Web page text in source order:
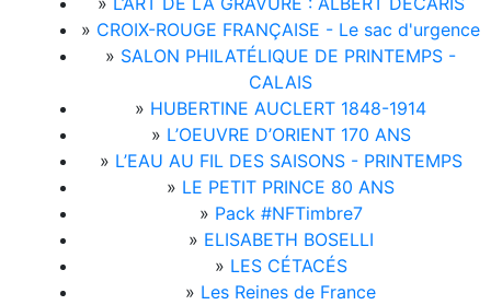
» CROIX-ROUGE FRANÇAISE - Le sac d'urgence
» SALON PHILATÉLIQUE DE PRINTEMPS -
CALAIS
» HUBERTINE AUCLERT 1848-1914
» L’OEUVRE D’ORIENT 170 ANS
» L’EAU AU FIL DES SAISONS - PRINTEMPS
» LE PETIT PRINCE 80 ANS
» Pack #NFTimbre7
» ELISABETH BOSELLI
» LES CÉTACÉS
» Les Reines de France